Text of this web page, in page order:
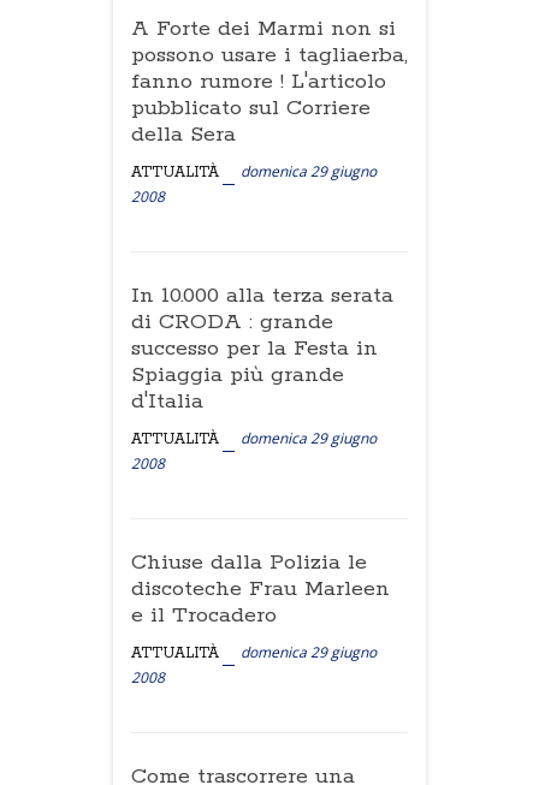
A Forte dei Marmi non si
possono usare i tagliaerba,
fanno rumore ! L'articolo
pubblicato sul Corriere
della Sera
ATTUALITÀ
domenica 29 giugno
2008
In 10.000 alla terza serata
di CRODA : grande
successo per la Festa in
Spiaggia più grande
d'Italia
ATTUALITÀ
domenica 29 giugno
2008
Chiuse dalla Polizia le
discoteche Frau Marleen
e il Trocadero
ATTUALITÀ
domenica 29 giugno
2008
Come trascorrere una